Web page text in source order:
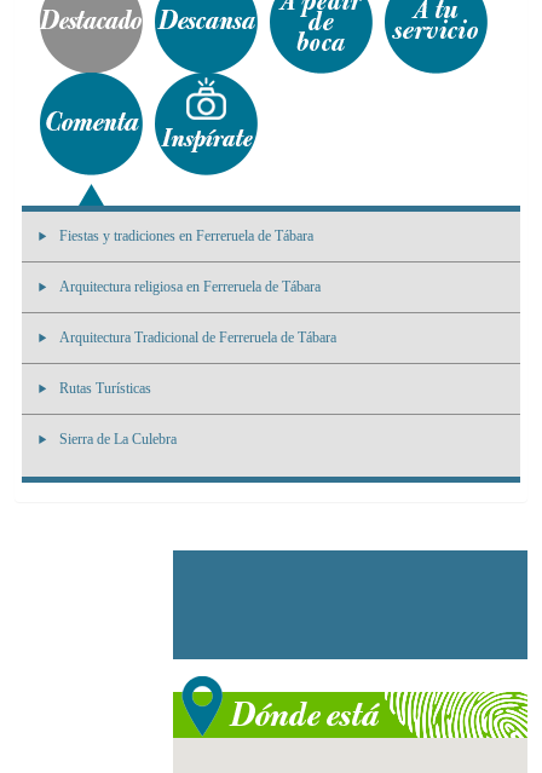
Fiestas y tradiciones en Ferreruela de Tábara
Arquitectura religiosa en Ferreruela de Tábara
Arquitectura Tradicional de Ferreruela de Tábara
Rutas Turísticas
Sierra de La Culebra